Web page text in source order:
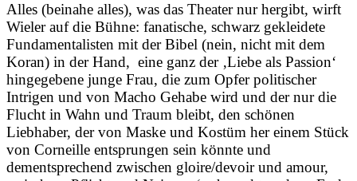
Alles (beinahe alles), was das Theater nur hergibt, wirft
Wieler auf die Bühne: fanatische, schwarz gekleidete
Fundamentalisten mit der Bibel (nein, nicht mit dem
Koran) in der Hand, eine ganz der ‚Liebe als Passion‘
hingegebene junge Frau, die zum Opfer politischer
Intrigen und von Macho Gehabe wird und der nur die
Flucht in Wahn und Traum bleibt, den schönen
Liebhaber, der von Maske und Kostüm her einem Stück
von Corneille entsprungen sein könnte und
dementsprechend zwischen gloire/devoir und amour,